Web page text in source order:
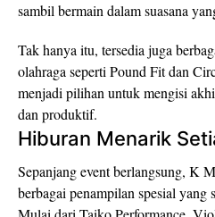
sambil bermain dalam suasana
Tak hanya itu, tersedia juga
olahraga seperti Pound Fit dan
menjadi pilihan untuk mengisi
dan produktif.
Hiburan Menarik
Sepanjang event berlangsung, K
berbagai penampilan spesial yang